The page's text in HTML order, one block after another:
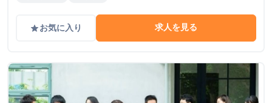
gradeお気に入り 求人を見る